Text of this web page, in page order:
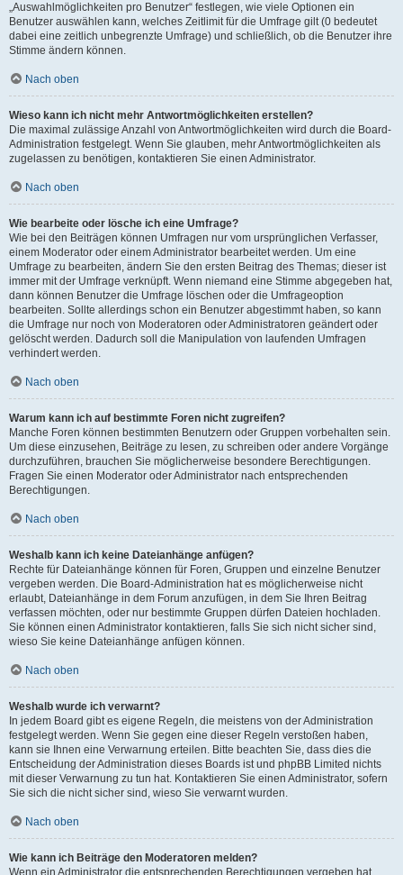
„Auswahlmöglichkeiten pro Benutzer“ festlegen, wie viele Optionen ein
Benutzer auswählen kann, welches Zeitlimit für die Umfrage gilt (0 bedeutet
dabei eine zeitlich unbegrenzte Umfrage) und schließlich, ob die Benutzer ihre
Stimme ändern können.
Nach oben
Wieso kann ich nicht mehr Antwortmöglichkeiten erstellen?
Die maximal zulässige Anzahl von Antwortmöglichkeiten wird durch die Board-
Administration festgelegt. Wenn Sie glauben, mehr Antwortmöglichkeiten als
zugelassen zu benötigen, kontaktieren Sie einen Administrator.
Nach oben
Wie bearbeite oder lösche ich eine Umfrage?
Wie bei den Beiträgen können Umfragen nur vom ursprünglichen Verfasser,
einem Moderator oder einem Administrator bearbeitet werden. Um eine
Umfrage zu bearbeiten, ändern Sie den ersten Beitrag des Themas; dieser ist
immer mit der Umfrage verknüpft. Wenn niemand eine Stimme abgegeben hat,
dann können Benutzer die Umfrage löschen oder die Umfrageoption
bearbeiten. Sollte allerdings schon ein Benutzer abgestimmt haben, so kann
die Umfrage nur noch von Moderatoren oder Administratoren geändert oder
gelöscht werden. Dadurch soll die Manipulation von laufenden Umfragen
verhindert werden.
Nach oben
Warum kann ich auf bestimmte Foren nicht zugreifen?
Manche Foren können bestimmten Benutzern oder Gruppen vorbehalten sein.
Um diese einzusehen, Beiträge zu lesen, zu schreiben oder andere Vorgänge
durchzuführen, brauchen Sie möglicherweise besondere Berechtigungen.
Fragen Sie einen Moderator oder Administrator nach entsprechenden
Berechtigungen.
Nach oben
Weshalb kann ich keine Dateianhänge anfügen?
Rechte für Dateianhänge können für Foren, Gruppen und einzelne Benutzer
vergeben werden. Die Board-Administration hat es möglicherweise nicht
erlaubt, Dateianhänge in dem Forum anzufügen, in dem Sie Ihren Beitrag
verfassen möchten, oder nur bestimmte Gruppen dürfen Dateien hochladen.
Sie können einen Administrator kontaktieren, falls Sie sich nicht sicher sind,
wieso Sie keine Dateianhänge anfügen können.
Nach oben
Weshalb wurde ich verwarnt?
In jedem Board gibt es eigene Regeln, die meistens von der Administration
festgelegt werden. Wenn Sie gegen eine dieser Regeln verstoßen haben,
kann sie Ihnen eine Verwarnung erteilen. Bitte beachten Sie, dass dies die
Entscheidung der Administration dieses Boards ist und phpBB Limited nichts
mit dieser Verwarnung zu tun hat. Kontaktieren Sie einen Administrator, sofern
Sie sich die nicht sicher sind, wieso Sie verwarnt wurden.
Nach oben
Wie kann ich Beiträge den Moderatoren melden?
Wenn ein Administrator die entsprechenden Berechtigungen vergeben hat,